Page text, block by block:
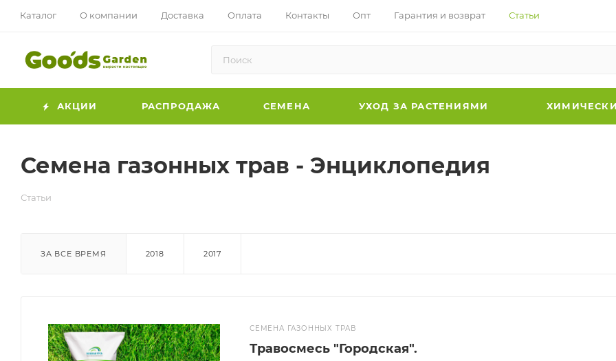
Каталог О компании Доставка Оплата Контакты Опт Гарантия и возврат Статьи
АКЦИИ РАСПРОДАЖА СЕМЕНА УХОД ЗА РАСТЕНИЯМИ
Семена газонных трав - Энциклопедия
Статьи
ЗА ВСЕ ВРЕМЯ 2018 2017
СЕМЕНА ГАЗОННЫХ ТРАВ
Травосмесь "Городская".